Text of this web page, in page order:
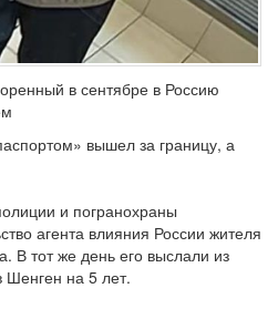
в сентябре в Россию
вышел за границу, а
и погранохраны
агента влияния России жителя
В тот же день его выслали из
Шенген на 5 лет.